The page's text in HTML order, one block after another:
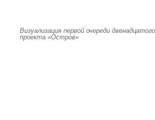
Визуализация первой очереди
проекта «Остров»